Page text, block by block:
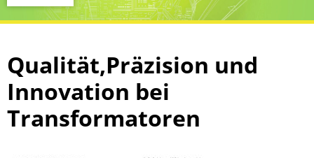
Qualität,Präzision und
Innovation bei
Transformatoren